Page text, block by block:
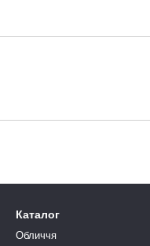
Каталог
Обличчя